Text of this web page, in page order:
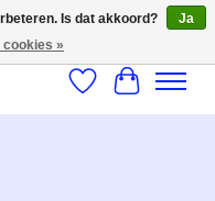
Verlanglijst
Is dat akkoord?
Ja
cookies »